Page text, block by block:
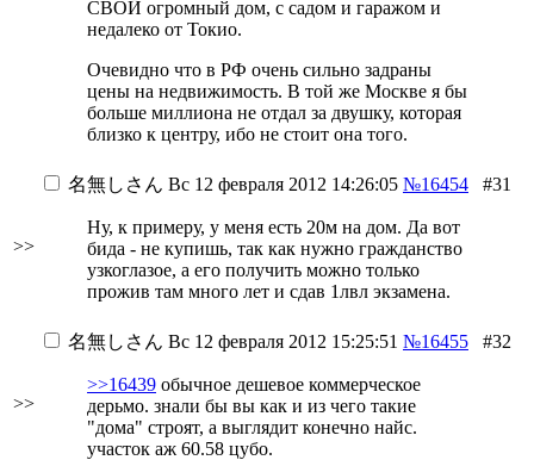
СВОЙ огромный дом, с садом и гаражом и
недалеко от Токио.
Очевидно что в РФ очень сильно задраны
цены на недвижимость. В той же Москве я бы
больше миллиона не отдал за двушку, которая
близко к центру, ибо не стоит она того.
>>
名無しさん Вс 12 февраля 2012 14:26:05 №16454 #31
Ну, к примеру, у меня есть 20м на дом. Да вот
бида - не купишь, так как нужно гражданство
узкоглазое, а его получить можно только
прожив там много лет и сдав 1лвл экзамена.
>>
名無しさん Вс 12 февраля 2012 15:25:51 №16455 #32
>>16439 обычное дешевое коммерческое
дерьмо. знали бы вы как и из чего такие
"дома" строят, а выглядит конечно найс.
участок аж 60.58 цубо.